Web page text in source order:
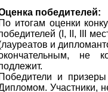
победителей:
По итогам оценки
(I, II, III
и
не
Победители и
Участники,